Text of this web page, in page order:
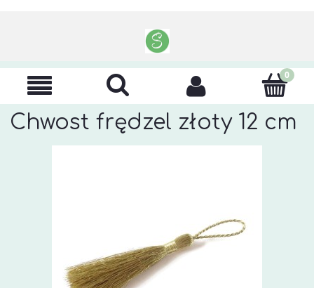
Chwost frędzel złoty 12 cm